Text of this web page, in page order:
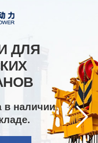
ДЛЯ
в наличии